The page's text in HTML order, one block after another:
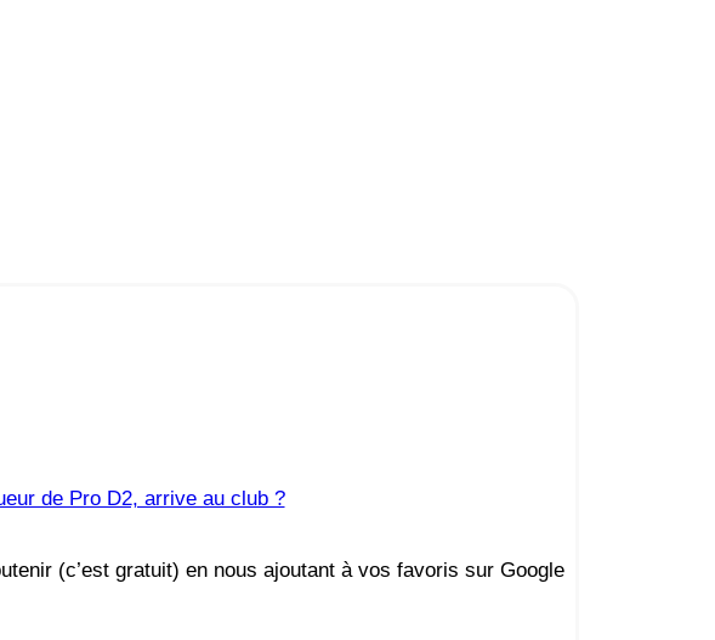
de Pro D2, arrive au club ?
(c’est gratuit) en nous ajoutant à vos favoris sur Google